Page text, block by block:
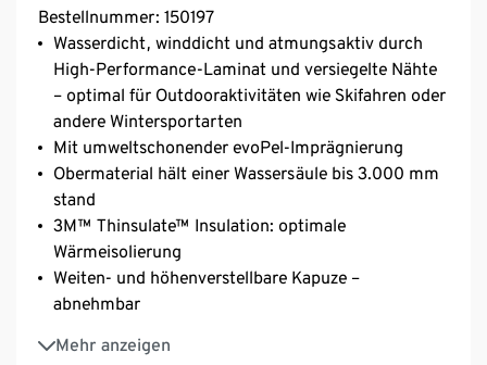
Bestellnummer: 150197
Wasserdicht, winddicht und atmungsaktiv durch
High-Performance-Laminat und versiegelte Nähte
– optimal für Outdooraktivitäten wie Skifahren oder
andere Wintersportarten
Mit umweltschonender evoPel-Imprägnierung
Obermaterial hält einer Wassersäule bis 3.000 mm
stand
3M™ Thinsulate™ Insulation: optimale
Wärmeisolierung
Weiten- und höhenverstellbare Kapuze –
abnehmbar
Mehr anzeigen
Stehkragen und Rückenpartie mit weichem,
wärmendem Fleecefutter